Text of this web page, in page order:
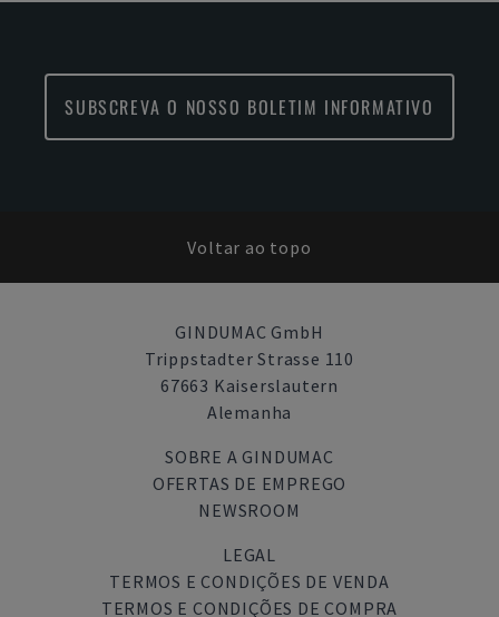
SUBSCREVA O NOSSO BOLETIM INFORMATIVO
Voltar ao topo
GINDUMAC GmbH
Trippstadter Strasse 110
67663 Kaiserslautern
Alemanha
SOBRE A GINDUMAC
OFERTAS DE EMPREGO
NEWSROOM
LEGAL
TERMOS E CONDIÇÕES DE VENDA
TERMOS E CONDIÇÕES DE COMPRA